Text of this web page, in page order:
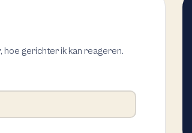
gerichter ik kan reageren.